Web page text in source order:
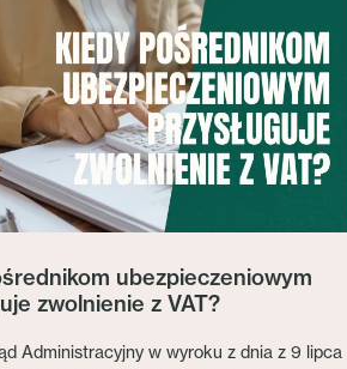
ubezpieczeniowym
zwolnienie z VAT?
Administracyjny w wyroku z dnia z 9 lipca